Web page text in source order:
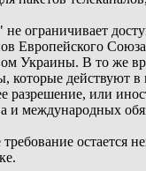
ограничивает
Европейского
Украины. В то же
которые
разрешение, или
и международных
остается